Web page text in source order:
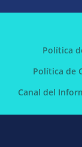
Política
Política de
Canal del